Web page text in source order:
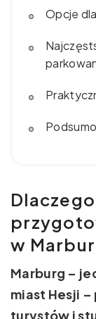
Opcje
w
Marburg –
miast Hesji
turystów i